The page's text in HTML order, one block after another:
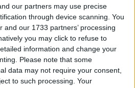
our partners may use precise
through device scanning. You
and our 1733 partners’ processing
you may click to refuse to
information and change your
Please note that some
data may not require your consent,
to such processing. Your
di aspirazione è tra le
più basilari ed economiche
di auto possa
possiamo incontrare molte
a come aumentare
Abbiamo quindi deciso di
su questo